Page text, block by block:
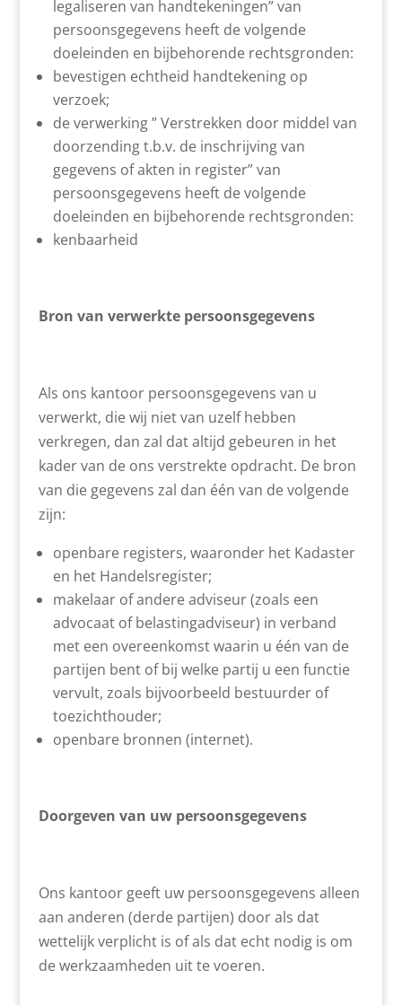
legaliseren van handtekeningen” van
persoonsgegevens heeft de volgende
doeleinden en bijbehorende rechtsgronden:
bevestigen echtheid handtekening op
verzoek;
de verwerking ” Verstrekken door middel van
doorzending t.b.v. de inschrijving van
gegevens of akten in register” van
persoonsgegevens heeft de volgende
doeleinden en bijbehorende rechtsgronden:
kenbaarheid
Bron van verwerkte persoonsgegevens
Als ons kantoor persoonsgegevens van u
verwerkt, die wij niet van uzelf hebben
verkregen, dan zal dat altijd gebeuren in het
kader van de ons verstrekte opdracht. De bron
van die gegevens zal dan één van de volgende
zijn:
openbare registers, waaronder het Kadaster
en het Handelsregister;
makelaar of andere adviseur (zoals een
advocaat of belastingadviseur) in verband
met een overeenkomst waarin u één van de
partijen bent of bij welke partij u een functie
vervult, zoals bijvoorbeeld bestuurder of
toezichthouder;
openbare bronnen (internet).
Doorgeven van uw persoonsgegevens
Ons kantoor geeft uw persoonsgegevens alleen
aan anderen (derde partijen) door als dat
wettelijk verplicht is of als dat echt nodig is om
de werkzaamheden uit te voeren.